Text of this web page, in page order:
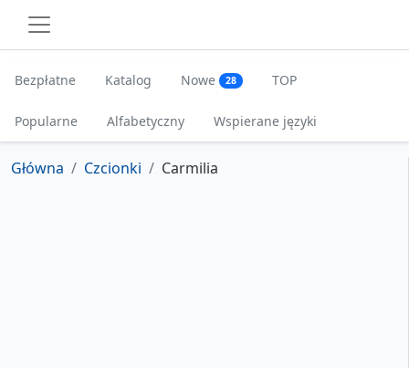
Bezpłatne Katalog Nowe 28 TOP
Popularne Alfabetyczny Wspierane języki
Główna Czcionki Carmilia